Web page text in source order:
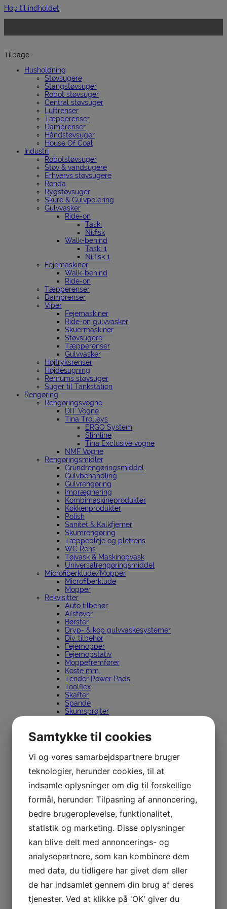
Hop til indholdet
Tilbage
Husholdning
Støvsugere
Stangstøvsuger
Robot støvsuger
Central støvsuger
Luftrenser
Tæpperenser
Damprenser
Håndstøvsuger
House Of Coal
Industri
Robotstøvsuger
Støv & vandsugere
Erhvervs støvsugere
Ronda
Rygstøvsuger
Skure & Gulvpolering
Gulvvasker
Ride-on
Taski
Nilfisk
Walk-behind
Taski 1
Nilfisk 1
Fejemaskiner
Walk-behind
Ride-on
Tæpperenser
Damprenser
Viper
Fejemaskiner
Ride-on gulvvasker
Skuermaskiner
Støvsugere
Tæpperenser
Gulvvasker
Højtryksrenser
Højdesugning
Renrums støvsuger
Suger til Tankstation
Rengøring
Rengøringsvogne
DIT Vogne
Tina Trolleys
ERGO System
Slimline
Tina Exclusive vogne
NMF Vogne
Rengøringsmidler
Grundrengøringsmiddel
Gulvbehandling
Gulvrengøring
Imprægnering
Kombimaskineprodukter
Køkkenprodukter
Polish
Sanitet & Kalkfjerner
Skumrengøring
Tæppepleje og pletrens
WC Rens
Tøjvask & Maskinopvask
Universalrengøringsmiddel
Microfiberklude/Mopper
Microfiberklude
Mopper
Rekvisitter
Auto tilbehør
Afstøver
Børster
Dryp- & kop gulvvaskesystemer
Div. tilbehør
Fejemopper
Fejemopstativ
Moppefremfører
Koste mm.
Tender Power Pads
Toolflex
Skafter
Spande
Skumsprøjter
Dispensere
Papir holder
Toilet papir
C fold
V fold
Z Fold
W Fold
Ruller
Papir holder
Toiletpapirholder
Centerfeedholder
Desinficeringsmiddeldisp
Affalds- og hygiejnebeholdere
Sæbedispensere
Bordholder
Håndklædeark
Centerfeedruller
Toiletpapir
Desinficeringsmiddel
Samtykke til cookies
Vi og vores samarbejdspartnere bruger
teknologier, herunder cookies, til at
indsamle oplysninger om dig til forskellige
formål, herunder: Tilpasning af annoncering,
bedre brugeroplevelse, funktionalitet,
statistik og marketing. Disse oplysninger
kan blive delt med annoncerings- og
analysepartnere, som kan kombinere dem
med data, du tidligere har givet dem eller
de har indsamlet gennem din brug af deres
tjenester. Ved at klikke på 'OK' giver du